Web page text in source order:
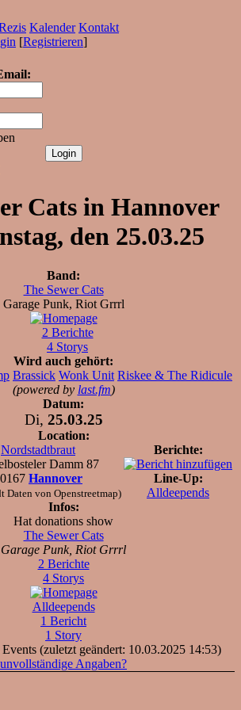
Kalender Kontakt
[Registrieren]
Cats in Hannover
den 25.03.25
Band:
The Sewer Cats
Garage Punk, Riot Grrrl
2 Berichte
4 Storys
Wird auch gehört:
Brassick Wonk Unit Riskee & The Ridicule
(powered by last.fm)
Datum:
Di, 25.03.25
Location:
Nordstadtbraut
Damm 87
Hannover
Daten von Openstreetmap)
Berichte:
Line-Up:
Alldeepends
Infos:
Hat donations show
The Sewer Cats
Garage Punk, Riot Grrrl
2 Berichte
4 Storys
Alldeepends
1 Bericht
1 Story
(zuletzt geändert: 10.03.2025 14:53)
unvollständige Angaben?